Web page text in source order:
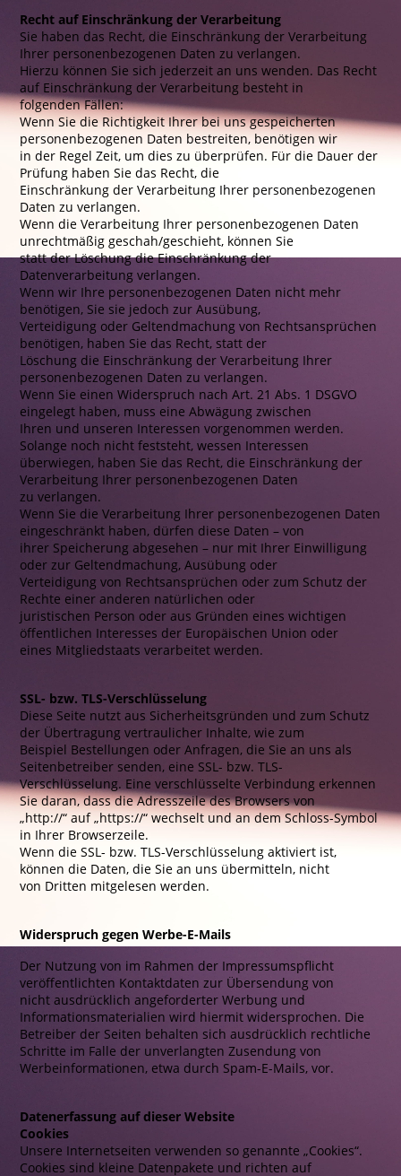
Recht auf Einschränkung der Verarbeitung
Sie haben das Recht, die Einschränkung der Verarbeitung
Ihrer personenbezogenen Daten zu verlangen.
Hierzu können Sie sich jederzeit an uns wenden. Das Recht
auf Einschränkung der Verarbeitung besteht in
folgenden Fällen:
Wenn Sie die Richtigkeit Ihrer bei uns gespeicherten
personenbezogenen Daten bestreiten, benötigen wir
in der Regel Zeit, um dies zu überprüfen. Für die Dauer der
Prüfung haben Sie das Recht, die
Einschränkung der Verarbeitung Ihrer personenbezogenen
Daten zu verlangen.
Wenn die Verarbeitung Ihrer personenbezogenen Daten
unrechtmäßig geschah/geschieht, können Sie
statt der Löschung die Einschränkung der
Datenverarbeitung verlangen.
Wenn wir Ihre personenbezogenen Daten nicht mehr
benötigen, Sie sie jedoch zur Ausübung,
Verteidigung oder Geltendmachung von Rechtsansprüchen
benötigen, haben Sie das Recht, statt der
Löschung die Einschränkung der Verarbeitung Ihrer
personenbezogenen Daten zu verlangen.
Wenn Sie einen Widerspruch nach Art. 21 Abs. 1 DSGVO
eingelegt haben, muss eine Abwägung zwischen
Ihren und unseren Interessen vorgenommen werden.
Solange noch nicht feststeht, wessen Interessen
überwiegen, haben Sie das Recht, die Einschränkung der
Verarbeitung Ihrer personenbezogenen Daten
zu verlangen.
Wenn Sie die Verarbeitung Ihrer personenbezogenen Daten
eingeschränkt haben, dürfen diese Daten – von
ihrer Speicherung abgesehen – nur mit Ihrer Einwilligung
oder zur Geltendmachung, Ausübung oder
Verteidigung von Rechtsansprüchen oder zum Schutz der
Rechte einer anderen natürlichen oder
juristischen Person oder aus Gründen eines wichtigen
öffentlichen Interesses der Europäischen Union oder
eines Mitgliedstaats verarbeitet werden.
SSL- bzw. TLS-Verschlüsselung
Diese Seite nutzt aus Sicherheitsgründen und zum Schutz
der Übertragung vertraulicher Inhalte, wie zum
Beispiel Bestellungen oder Anfragen, die Sie an uns als
Seitenbetreiber senden, eine SSL- bzw. TLS-
Verschlüsselung. Eine verschlüsselte Verbindung erkennen
Sie daran, dass die Adresszeile des Browsers von
„http://“ auf „https://“ wechselt und an dem Schloss-Symbol
in Ihrer Browserzeile.
Wenn die SSL- bzw. TLS-Verschlüsselung aktiviert ist,
können die Daten, die Sie an uns übermitteln, nicht
von Dritten mitgelesen werden.
Widerspruch gegen Werbe-E-Mails
Der Nutzung von im Rahmen der Impressumspflicht
veröffentlichten Kontaktdaten zur Übersendung von
nicht ausdrücklich angeforderter Werbung und
Informationsmaterialien wird hiermit widersprochen. Die
Betreiber der Seiten behalten sich ausdrücklich rechtliche
Schritte im Falle der unverlangten Zusendung von
Werbeinformationen, etwa durch Spam-E-Mails, vor.
Datenerfassung auf dieser Website
Cookies
Unsere Internetseiten verwenden so genannte „Cookies“.
Cookies sind kleine Datenpakete und richten auf